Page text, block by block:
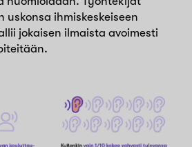
ihmiskeskeiseen
jokaisen ilmaista avoimesti